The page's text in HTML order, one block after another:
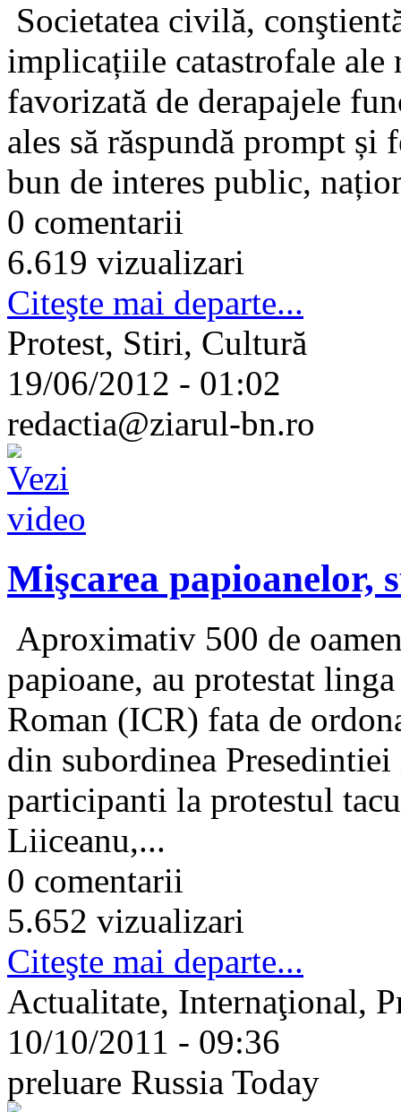
Societatea civilă,
implicațiile catastrofale
favorizată de derapajele
ales să răspundă prompt
bun de interes public,
0 comentarii
6.619 vizualizari
Citeşte mai departe...
Protest, Stiri, Cultură
19/06/2012 - 01:02
redactia@ziarul-bn.ro
Mişcarea papioanelor,
Aproximativ 500 de
papioane, au protestat
Roman (ICR) fata de
din subordinea
participanti la protestul
Liiceanu,...
0 comentarii
5.652 vizualizari
Citeşte mai departe...
Actualitate, Internaţional,
10/10/2011 - 09:36
preluare Russia Today